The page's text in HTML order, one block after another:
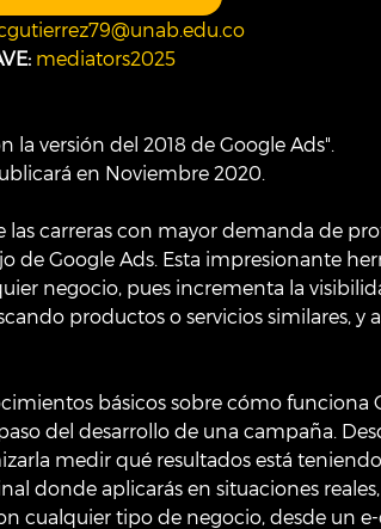
mediators2025
versión del 2018 de Google Ads".
en Noviembre 2020.
carreras con mayor demanda de
de Google Ads. Esta impresionante
negocio, pues incrementa la
productos o servicios similares, y
básicos sobre cómo funciona
del desarrollo de una campaña.
medir qué resultados está
donde aplicarás en situaciones
cualquier tipo de negocio, desde un